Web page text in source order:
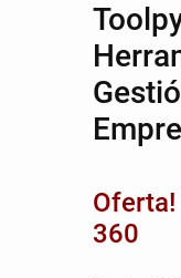
360